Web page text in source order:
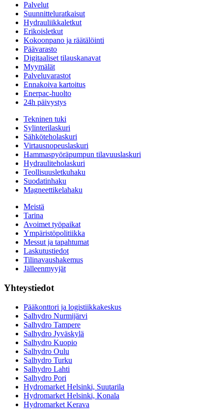
Palvelut
Suunnitteluratkaisut
Hydrauliikkaletkut
Erikoisletkut
Kokoonpano ja räätälöinti
Päävarasto
Digitaaliset tilauskanavat
Myymälät
Palveluvarastot
Ennakoiva kartoitus
Enerpac-huolto
24h päivystys
Tekninen tuki
Sylinterilaskuri
Sähköteholaskuri
Virtausnopeuslaskuri
Hammaspyöräpumpun tilavuuslaskuri
Hydrauliteholaskuri
Teollisuusletkuhaku
Suodatinhaku
Magneettikelahaku
Meistä
Tarina
Avoimet työpaikat
Ympäristöpolitiikka
Messut ja tapahtumat
Laskutustiedot
Tilinavaushakemus
Jälleenmyyjät
Yhteystiedot
Pääkonttori ja logistiikkakeskus
Salhydro Nurmijärvi
Salhydro Tampere
Salhydro Jyväskylä
Salhydro Kuopio
Salhydro Oulu
Salhydro Turku
Salhydro Lahti
Salhydro Pori
Hydromarket Helsinki, Suutarila
Hydromarket Helsinki, Konala
Hydromarket Kerava